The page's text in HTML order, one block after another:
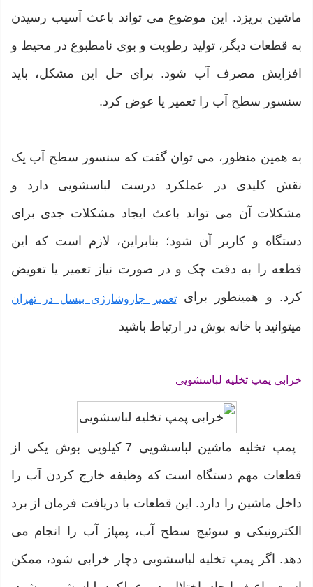
ماشین بریزد. این موضوع می تواند باعث آسیب رسیدن
به قطعات دیگر، تولید رطوبت و بوی نامطبوع در محیط و
افزایش مصرف آب شود. برای حل این مشکل، باید
سنسور سطح آب را تعمیر یا عوض کرد.
به همین منظور، می توان گفت که سنسور سطح آب یک
نقش کلیدی در عملکرد درست لباسشویی دارد و
مشکلات آن می تواند باعث ایجاد مشکلات جدی برای
دستگاه و کاربر آن شود؛ بنابراین، لازم است که این
قطعه را به دقت چک و در صورت نیاز تعمیر یا تعویض
کرد. و همینطور برایتعمیر جاروشارژی بیسل در تهران
میتوانید با خانه بوش در ارتباط باشید
خرابی پمپ تخلیه لباسشویی
پمپ تخلیه ماشین لباسشویی 7 کیلویی بوش یکی از
قطعات مهم دستگاه است که وظیفه خارج کردن آب را
داخل ماشین را دارد. این قطعات با دریافت فرمان از برد
الکترونیکی و سوئیچ سطح آب، پمپاژ آب را انجام می
دهد. اگر پمپ تخلیه لباسشویی دچار خرابی شود، ممکن